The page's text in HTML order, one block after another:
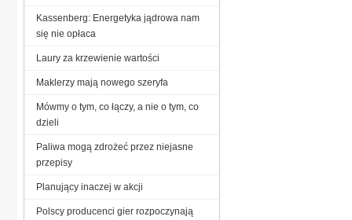
Kassenberg: Energetyka jądrowa nam
się nie opłaca
Laury za krzewienie wartości
Maklerzy mają nowego szeryfa
Mówmy o tym, co łączy, a nie o tym, co
dzieli
Paliwa mogą zdrożeć przez niejasne
przepisy
Planujący inaczej w akcji
Polscy producenci gier rozpoczynają